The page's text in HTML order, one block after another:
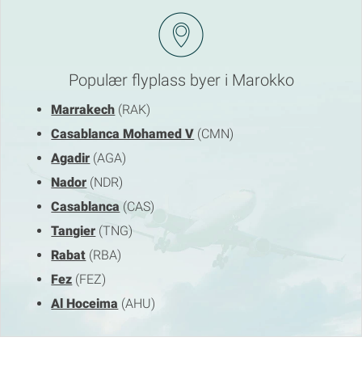
Populær flyplass byer i Marokko
Marrakech (RAK)
Casablanca Mohamed V (CMN)
Agadir (AGA)
Nador (NDR)
Casablanca (CAS)
Tangier (TNG)
Rabat (RBA)
Fez (FEZ)
Al Hoceima (AHU)